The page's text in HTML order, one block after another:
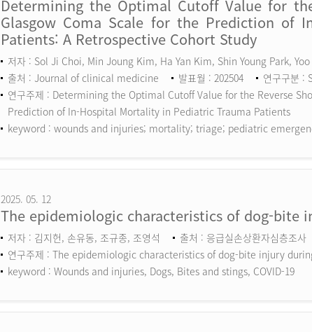
Determining the Optimal Cutoff Value for
Glasgow Coma Scale for the Prediction of
Patients: A Retrospective Cohort Study
저자 : Sol Ji Choi, Min Joung Kim, Ha Yan Kim, Shin Young Park,
출처 : Journal of clinical medicine
발표월 : 202504
연구구분 :
연구주제 : Determining the Optimal Cutoff Value for the Reverse
Prediction of In-Hospital Mortality in Pediatric Trauma Patients
keyword : wounds and injuries; mortality; triage; pediatric
2025. 05. 12
The epidemiologic characteristics of dog-bite
저자 : 김지헌, 손유동, 조규종, 조영석 출처 : 응급실손상환자심층조사
연구주제 : The epidemiologic characteristics of dog-bite injury
keyword : Wounds and injuries, Dogs, Bites and stings, COVID-19